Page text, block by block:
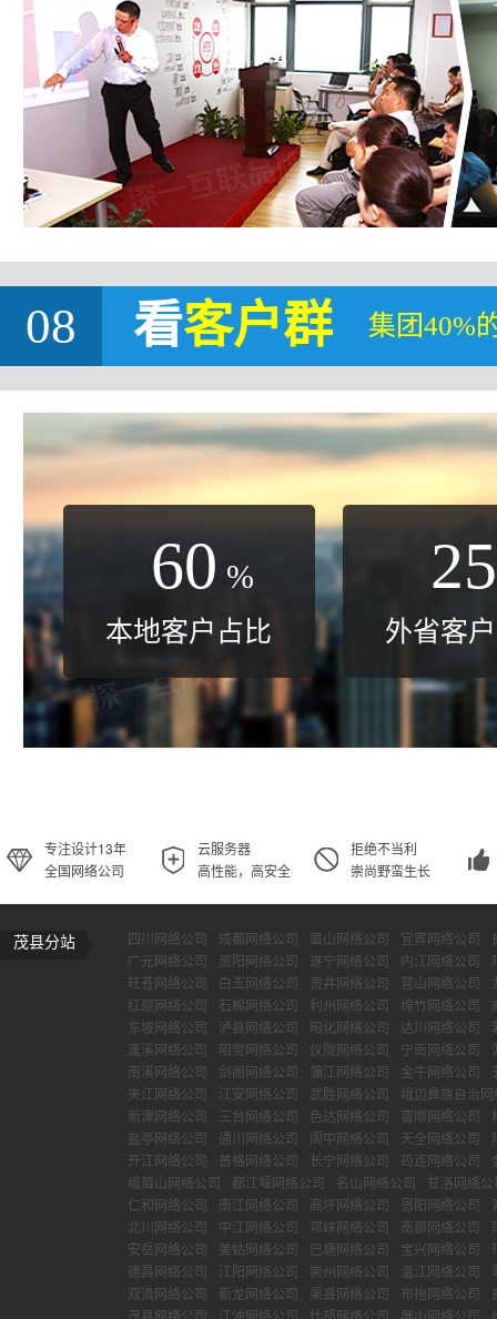
08 看客户群 集团40%
60 %
本地客户占比
25
外省客
专注设计13年
全国网络公司
云服务器
高性能，高安全
拒绝不当利
崇尚野蛮生长
茂县分站 四川网络公司 成都网络公司 眉山网络公司 宜宾网络公司
广元网络公司
资阳网络公司 遂宁网络公司 内江网络公司
旺苍网络公司
白玉网络公司 贡井网络公司 营山网络公司
红原网络公司
石棉网络公司 利州网络公司 绵竹网络公司
东坡网络公司
泸县网络公司 昭化网络公司 达川网络公司
蓬溪网络公司
昭觉网络公司 仪陇网络公司 宁南网络公司
南溪网络公司
剑阁网络公司 蒲江网络公司 金牛网络公司
夹江网络公司
江安网络公司 武胜网络公司
峨边彝族自治网
新津网络公司
三台网络公司 色达网络公司 富顺网络公司
盐亭网络公司
通川网络公司 阆中网络公司 天全网络公司
开江网络公司
普格网络公司 长宁网络公司 筠连网络公司
峨眉山网络公司
都江堰网络公司 名山网络公司
甘洛网络公
仁和网络公司
南江网络公司 高坪网络公司 恩阳网络公司
北川网络公司
中江网络公司 邛崃网络公司 南部网络公司
安岳网络公司
美姑网络公司 巴塘网络公司 宝兴网络公司
德昌网络公司
江阳网络公司 崇州网络公司 温江网络公司
双流网络公司
新龙网络公司 渠县网络公司 布拖网络公司